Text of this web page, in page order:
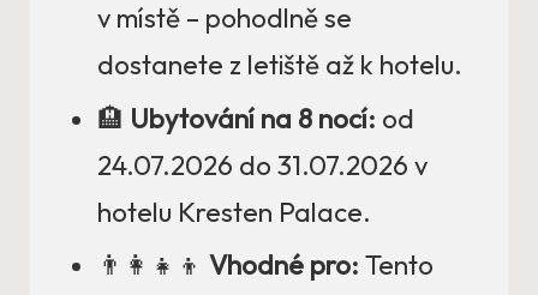
v místě – pohodlně se
dostanete z letiště až k hotelu.
🏨 Ubytování na 8 nocí: od
24.07.2026 do 31.07.2026 v
hotelu Kresten Palace.
👨‍👩‍👧‍👦 Vhodné pro: Tento